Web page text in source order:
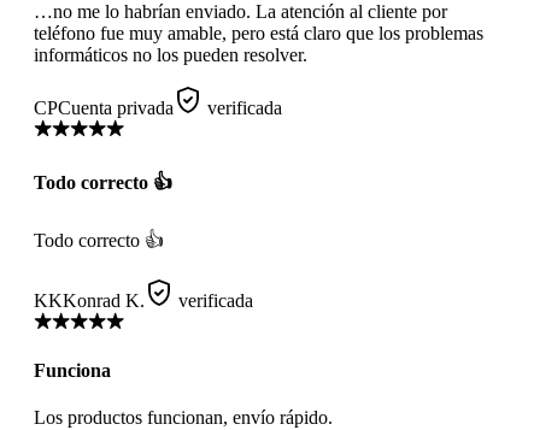
…no me lo habrían enviado. La atención al cliente por
teléfono fue muy amable, pero está claro que los problemas
informáticos no los pueden resolver.
CPCuenta privada verificada
Todo correcto 👍
Todo correcto 👍
KKKonrad K. verificada
Funciona
Los productos funcionan, envío rápido.